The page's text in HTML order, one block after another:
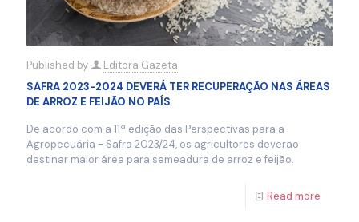
Published by
Editora Gazeta
SAFRA 2023-2024 DEVERÁ TER RECUPERAÇÃO NAS ÁREAS
DE ARROZ E FEIJÃO NO PAÍS
De acordo com a 11ª edição das Perspectivas para a
Agropecuária - Safra 2023/24, os agricultores deverão
destinar maior área para semeadura de arroz e feijão.
Read more